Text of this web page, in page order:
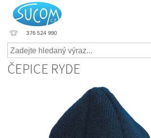
376 524 990
ČEPICE RYDE